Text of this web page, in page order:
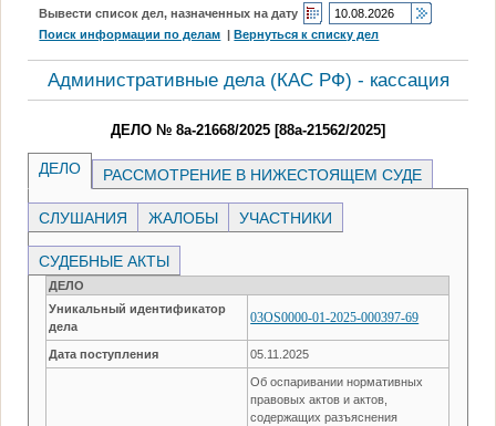
Вывести список дел, назначенных на дату
Поиск информации по делам |Вернуться к списку дел
Административные дела (КАC РФ) - кассация
ДЕЛО № 8а-21668/2025 [88а-21562/2025]
ДЕЛО РАССМОТРЕНИЕ В НИЖЕСТОЯЩЕМ СУДЕ
СЛУШАНИЯ ЖАЛОБЫ УЧАСТНИКИ
СУДЕБНЫЕ АКТЫ
ДЕЛО
Уникальный идентификатор
дела
03OS0000-01-2025-000397-69
Дата поступления 05.11.2025
Об оспаривании нормативных
правовых актов и актов,
содержащих разъяснения